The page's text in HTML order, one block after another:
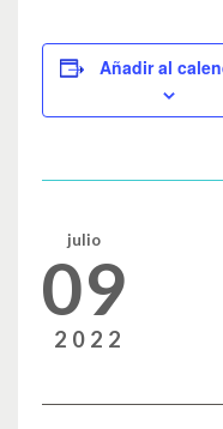
c
e
b
o
k
tt
er
ail
Añadir al
julio
09
2022